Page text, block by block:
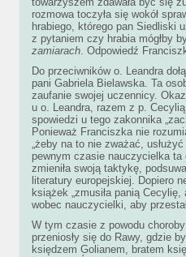
rozmowa toczyła się wokół
hrabiego, którego pan Siedliski
z pytaniem czy hrabia mógłby
zamiarach. Odpowiedź
Do przeciwników o. Leandra
pani Gabriela Bielawska. Ta
zaufanie swojej uczennicy.
u o. Leandra, razem z p.
spowiedzi u tego zakonnika
Ponieważ Franciszka nie
„żeby na to nie zważać,
pewnym czasie nauczycielka
zmieniła swoją taktykę,
literatury europejskiej. Dopiero
książek „zmusiła panią
wobec nauczycielki, aby
W tym czasie z powodu
przeniosły się do Rawy, gdzie
księdzem Golianem, bratem